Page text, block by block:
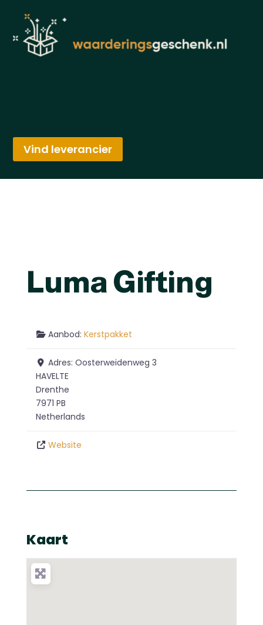
Vind leverancier
Luma Gifting
Aanbod:Kerstpakket
Adres:Oosterweidenweg 3
HAVELTE
Drenthe
7971 PB
Netherlands
Website
Kaart